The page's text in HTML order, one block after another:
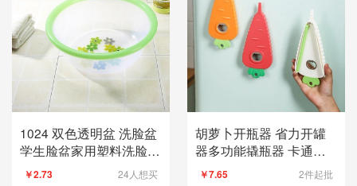
1024 双色透明盆 洗脸盆
学生脸盆家用塑料洗脸盆
透明套圈盆
￥2.73 24人想买
胡萝卜开瓶器 省力开罐
器多功能撬瓶器 卡通日
系小清新拧厨房工具
￥7.65 2件起批